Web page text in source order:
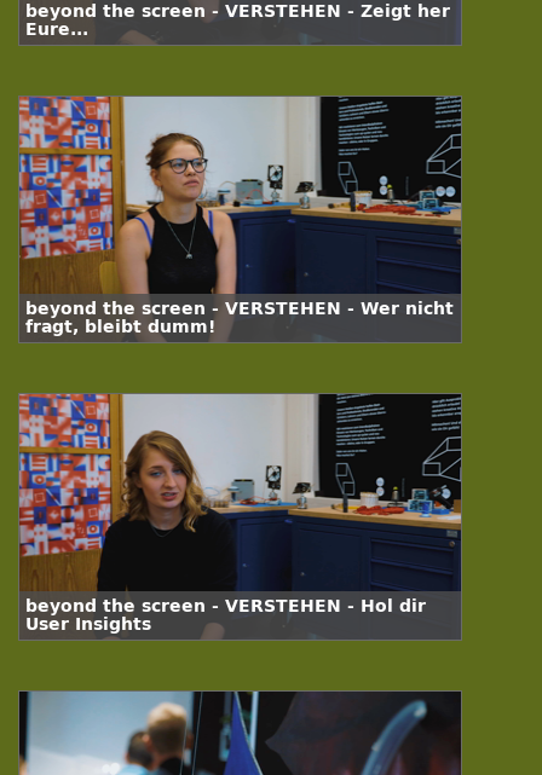
beyond the screen - VERSTEHEN - Zeigt her
Eure...
beyond the screen - VERSTEHEN - Wer nicht
fragt, bleibt dumm!
beyond the screen - VERSTEHEN - Hol dir
User Insights